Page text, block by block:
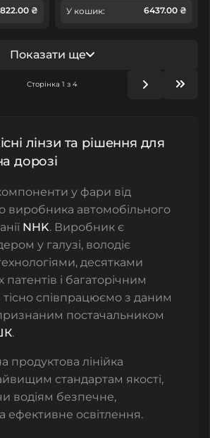
₴ У кошик: 6437.00 ₴
Показати ще
Сторінка 1 з 4
лінзи та рішення для
дорозі
у фари від
виробника автомобільного
NHK. Виробник є
у галузі, володіє
десятками
патентів і багаторічним
співпрацюємо з даним
постачальником
.
продуктова лінійка
стандартам якості,
водіям безпечне,
ефективне освітлення.